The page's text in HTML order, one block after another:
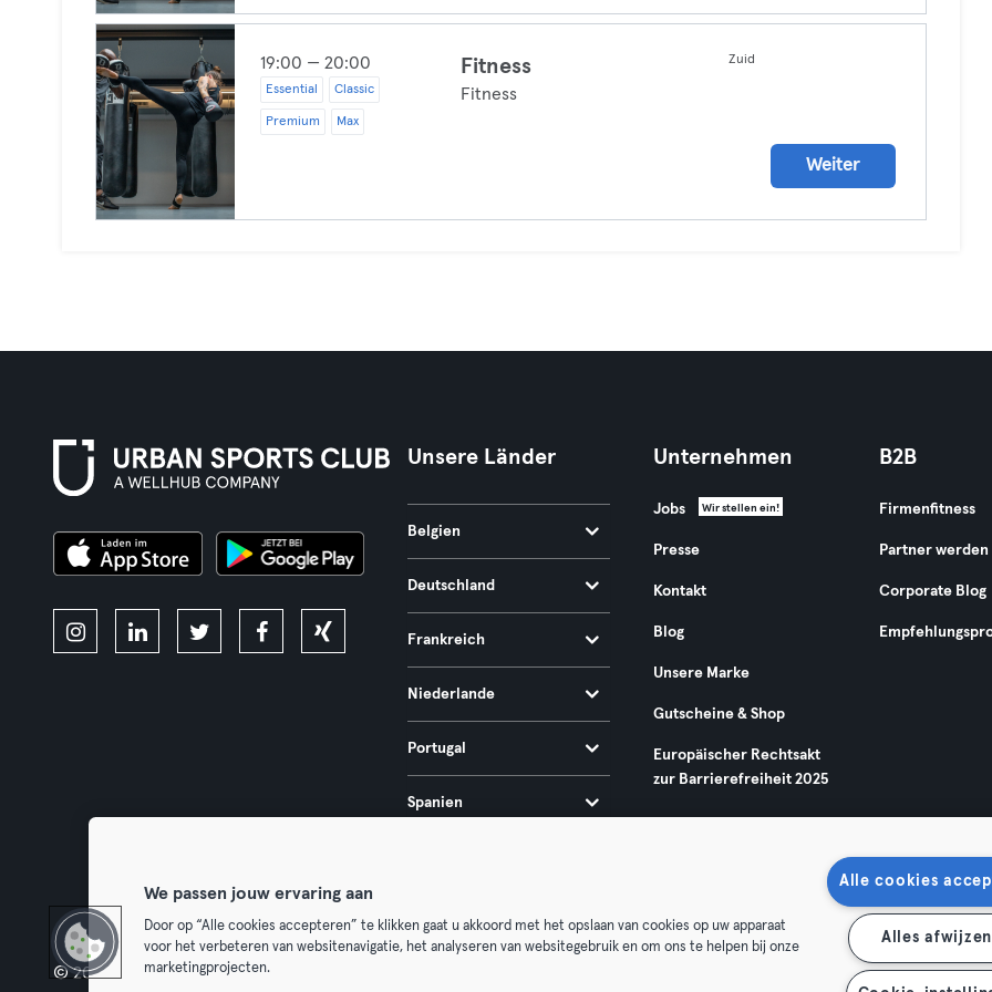
19:00 — 20:00
Essential Classic
Premium Max
Fitness
Fitness
Zuid
Weiter
Unsere Länder
Belgien
Deutschland
Frankreich
Niederlande
Portugal
Spanien
Unternehmen
Jobs Wir stellen ein!
Presse
Kontakt
Blog
Unsere Marke
Gutscheine & Shop
Europäischer Rechtsakt
zur Barrierefreiheit 2025
B2B
Firmenfitness
Partner werden
Corporate Blog
© 2026 Urban Sports Group GmbH. All rights reserved. Vertrag hier kündigen Hier Verträge
We passen jouw ervaring aan
Door op “Alle cookies accepteren” te klikken gaat u akkoord met het opslaan van cookies op uw apparaat
voor het verbeteren van websitenavigatie, het analyseren van websitegebruik en om ons te helpen bij onze
marketingprojecten.
Alle cookies
Alles afwijzen